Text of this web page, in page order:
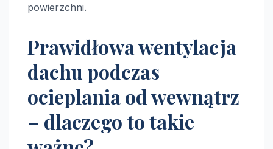
powierzchni.
Prawidłowa wentylacja
dachu podczas
ocieplania od wewnątrz
– dlaczego to takie